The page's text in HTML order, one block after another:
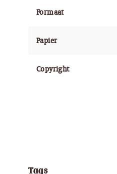
Formaat
Papier
Copyright
Tags